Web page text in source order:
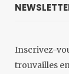
Inscrivez-
trouvailles